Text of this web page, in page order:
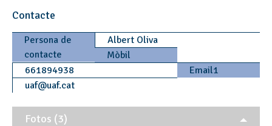
Contacte
Persona de
contacte
Albert Oliva
Mòbil
661894938
Email1
uaf@uaf.cat
Fotos (3)